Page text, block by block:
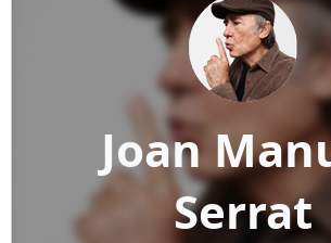
Joan
Serrat